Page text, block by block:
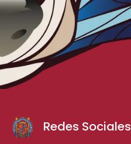
Redes Sociales